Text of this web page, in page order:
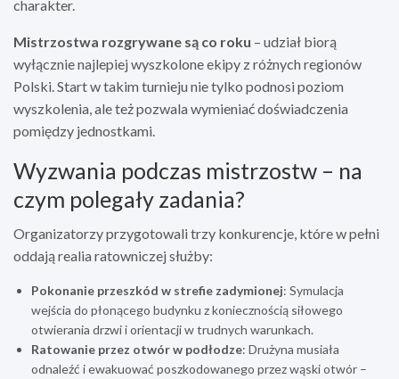
charakter.
Mistrzostwa rozgrywane są co roku – udział biorą
wyłącznie najlepiej wyszkolone ekipy z różnych regionów
Polski. Start w takim turnieju nie tylko podnosi poziom
wyszkolenia, ale też pozwala wymieniać doświadczenia
pomiędzy jednostkami.
Wyzwania podczas mistrzostw – na
czym polegały zadania?
Organizatorzy przygotowali trzy konkurencje, które w pełni
oddają realia ratowniczej służby:
Pokonanie przeszkód w strefie zadymionej: Symulacja
wejścia do płonącego budynku z koniecznością siłowego
otwierania drzwi i orientacji w trudnych warunkach.
Ratowanie przez otwór w podłodze: Drużyna musiała
odnaleźć i ewakuować poszkodowanego przez wąski otwór –